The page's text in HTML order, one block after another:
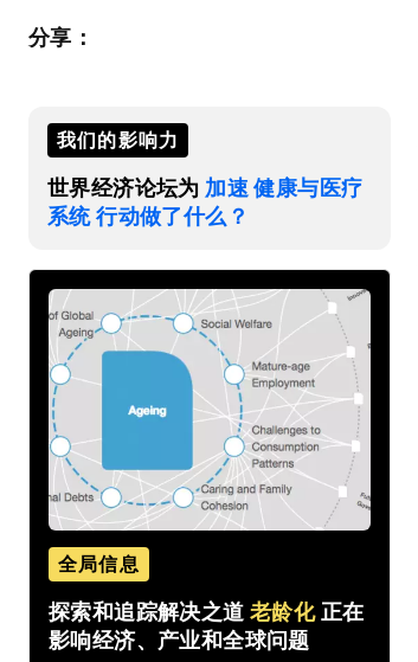
分享：
我们的影响力
世界经济论坛为 加速 健康与医疗
系统 行动做了什么？
全局信息
探索和追踪解决之道 老龄化 正在
影响经济、产业和全球问题